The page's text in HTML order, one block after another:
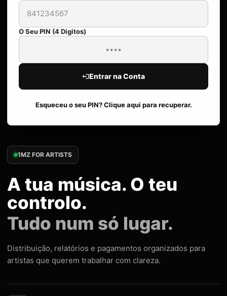
1MZ FOR ARTISTS
A tua música. O teu
controlo.
Tudo num só lugar.
Distribuição, relatórios e pagamentos organizados para
artistas que querem trabalhar com clareza.
O Seu PIN (4 Dígitos)
Entrar na Conta
Esqueceu o seu PIN? Clique aqui para recuperar.